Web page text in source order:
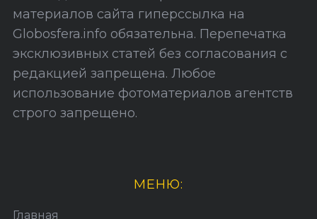
материалов сайта гиперссылка на
Globosfera.info обязательна. Перепечатка
эксклюзивных статей без согласования с
редакцией запрещена. Любое
использование фотоматериалов агентств
строго запрещено.
МЕНЮ:
Главная